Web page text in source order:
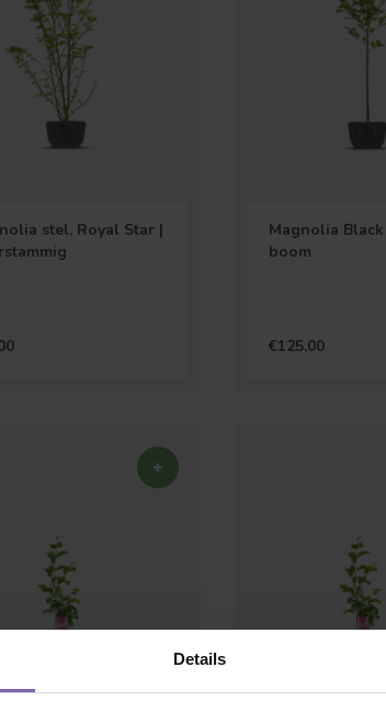
Details
stel. Royal Star |
Magnolia
boom
€125,00
op zoek?